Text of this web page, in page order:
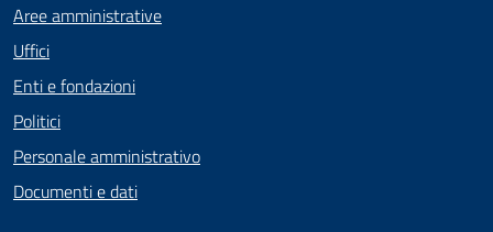
Aree amministrative
Uffici
Enti e fondazioni
Politici
Personale amministrativo
Documenti e dati